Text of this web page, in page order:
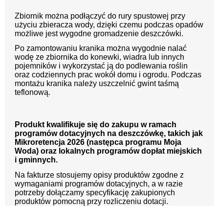
Zbiornik można podłączyć do rury spustowej przy
użyciu zbieracza wody, dzięki czemu podczas opadów
możliwe jest wygodne gromadzenie deszczówki.
Po zamontowaniu kranika można wygodnie nalać
wodę ze zbiornika do konewki, wiadra lub innych
pojemników i wykorzystać ją do podlewania roślin
oraz codziennych prac wokół domu i ogrodu. Podczas
montażu kranika należy uszczelnić gwint taśmą
teflonową.
Produkt kwalifikuje się do zakupu w ramach
programów dotacyjnych na deszczówkę, takich jak
Mikroretencja 2026 (następca programu Moja
Woda) oraz lokalnych programów dopłat miejskich
i gminnych.
Na fakturze stosujemy opisy produktów zgodne z
wymaganiami programów dotacyjnych, a w razie
potrzeby dołączamy specyfikację zakupionych
produktów pomocną przy rozliczeniu dotacji.